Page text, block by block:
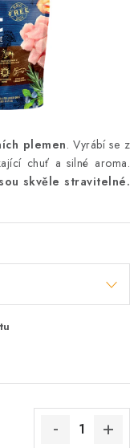
OKOLÍ
obchodu
plemen.Vyrábí se z
chuť a silné aroma.
skvěle stravitelné.